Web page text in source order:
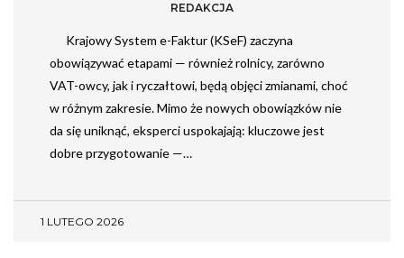
REDAKCJA
Krajowy System e-Faktur (KSeF) zaczyna
obowiązywać etapami — również rolnicy, zarówno
VAT-owcy, jak i ryczałtowi, będą objęci zmianami, choć
w różnym zakresie. Mimo że nowych obowiązków nie
da się uniknąć, eksperci uspokajają: kluczowe jest
dobre przygotowanie —…
1 LUTEGO 2026